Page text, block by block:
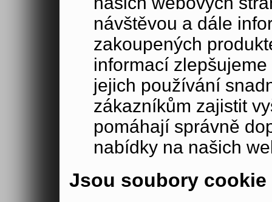
návštěvou a dále
zakoupených
informací
jejich používání
zákazníkům zajistit
pomáhají správně
nabídky na našich
Jsou soubory cookie